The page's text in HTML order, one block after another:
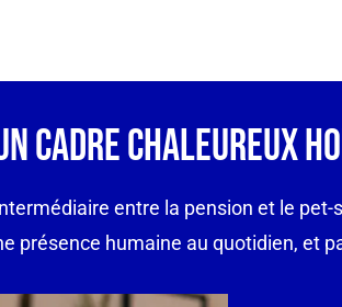
Cadre Chaleureux
entre la pension et le
présence humaine au quotidien, et